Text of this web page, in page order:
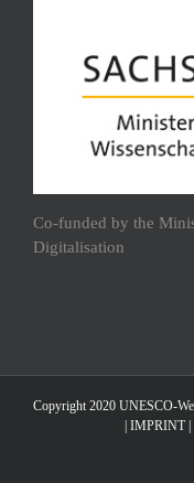
Co-funded by the
Digitalisation
Copyright 2020 UNESCO-
IMPRINT|